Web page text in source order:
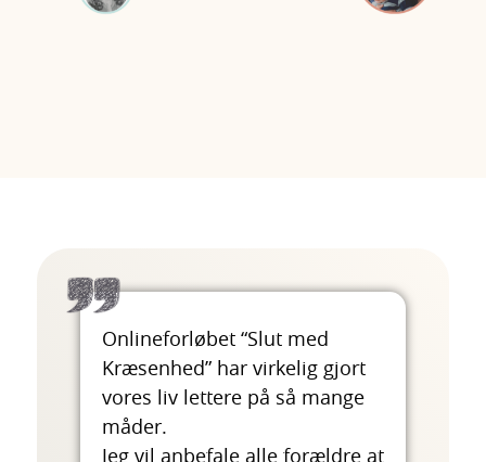
Onlineforløbet “Slut med
Kræsenhed” har virkelig gjort
vores liv lettere på så mange
måder.
Jeg vil anbefale alle forældre at